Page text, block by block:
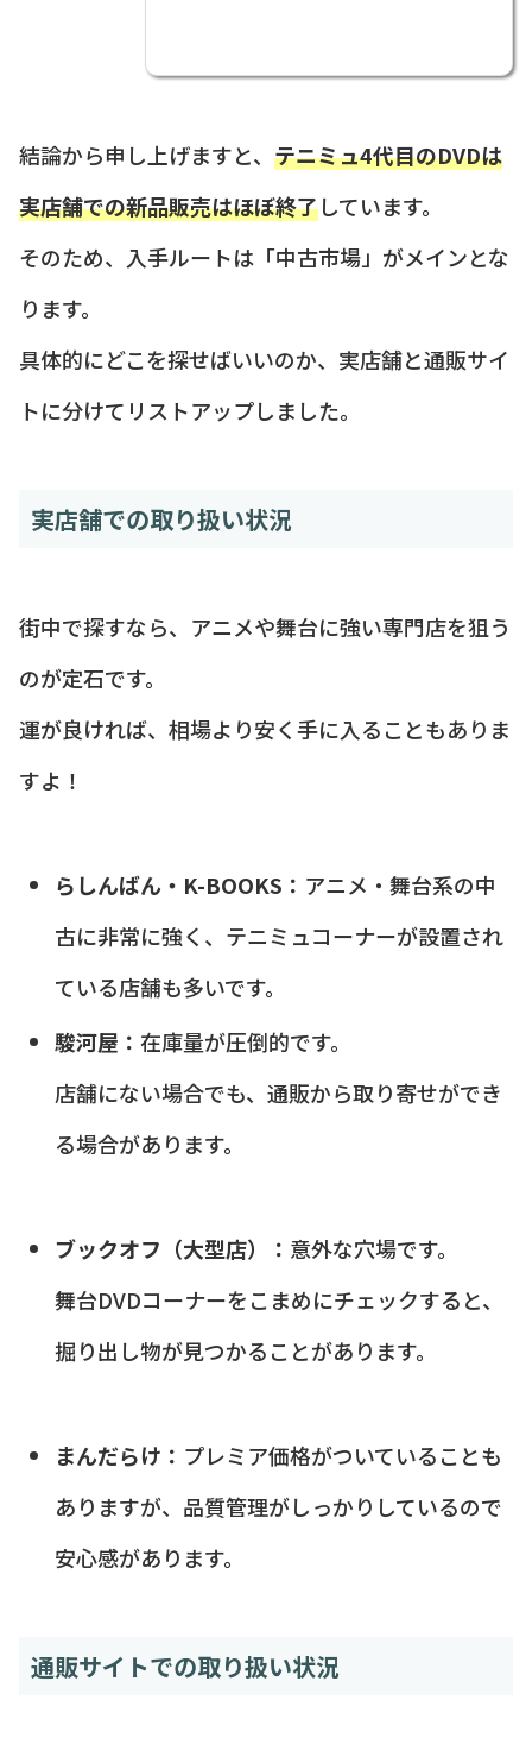
結論から申し上げますと、 テニミュ4代目のDVDは
実店舗での新品販売はほぼ終了しています。
そのため、入手ルートは「中古市場」がメインとな
ります。
具体的にどこを探せばいいのか、実店舗と通販サイ
トに分けてリストアップしました。
実店舗での取り扱い状況
街中で探すなら、アニメや舞台に強い専門店を狙う
のが定石です。
運が良ければ、相場より安く手に入ることもありま
すよ！
らしんばん・K-BOOKS： アニメ・舞台系の中
古に非常に強く、テニミュコーナーが設置され
ている店舗も多いです。
駿河屋： 在庫量が圧倒的です。
店舗にない場合でも、通販から取り寄せができ
る場合があります。
ブックオフ（大型店）： 意外な穴場です。
舞台DVDコーナーをこまめにチェックすると、
掘り出し物が見つかることがあります。
まんだらけ： プレミア価格がついていることも
ありますが、品質管理がしっかりしているので
安心感があります。
通販サイトでの取り扱い状況